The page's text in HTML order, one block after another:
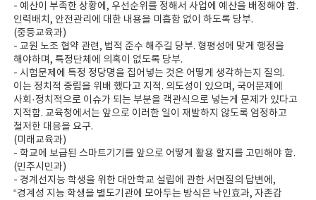
- 예산이 부족한 상황에, 우선순위를 정해서 사업에 예산을 배정해야 함.
인력배치, 안전관리에 대한 내용을 미흡함 없이 하도록 당부.
(중등교육과)
- 교원 노조 협약 관련, 법적 준수 해주길 당부. 형평성에 맞게 행정을
해야하며, 특정단체에 의혹이 없도록 당부.
- 시험문제에 특정 정당명을 집어넣는 것은 어떻게 생각하는지 질의.
이는 정치적 중립을 위배 했다고 지적. 의도성이 있으며, 국어문제에
사회·정치적으로 이슈가 되는 부분을 객관식으로 넣는게 문제가 있다고
지적함. 교육청에서는 앞으로 이러한 일이 재발하지 않도록 엄정하고
철저한 대응을 요구.
(미래교육과)
- 학교에 보급된 스마트기기를 앞으로 어떻게 활용 할지를 고민해야 함.
(민주시민과)
- 경계선지능 학생을 위한 대안학교 설립에 관한 서면질의 답변에,
“경계성 지능 학생을 별도기관에 모아두는 방식은 낙인효과, 자존감